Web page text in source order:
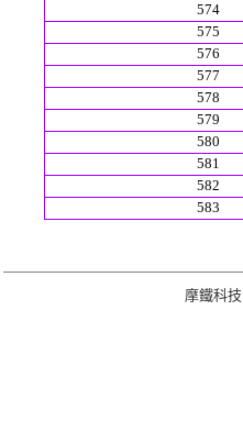
574
575
576
577
578
579
580
581
582
583
摩鐵科技